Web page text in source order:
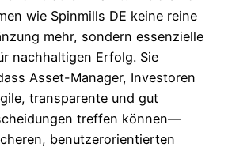
wie Spinmills DE keine reine
mehr, sondern essenzielle
nachhaltigen Erfolg. Sie
Asset-Manager, Investoren
transparente und gut
treffen können—
benutzerorientierten